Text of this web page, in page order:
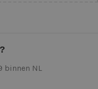
binnen NL